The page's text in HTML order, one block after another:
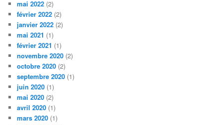
mai 2022 (2)
février 2022 (2)
janvier 2022 (2)
mai 2021 (1)
février 2021 (1)
novembre 2020 (2)
octobre 2020 (2)
septembre 2020 (1)
juin 2020 (1)
mai 2020 (2)
avril 2020 (1)
mars 2020 (1)